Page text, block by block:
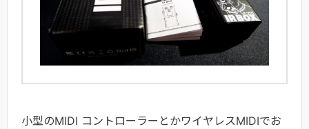
小型のMIDI コントローラーとかワイヤレスMIDIでお